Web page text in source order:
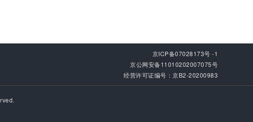
京ICP备07028173号 -1
京公网安备11010202007075号
经营许可证编号：京B2-20200983